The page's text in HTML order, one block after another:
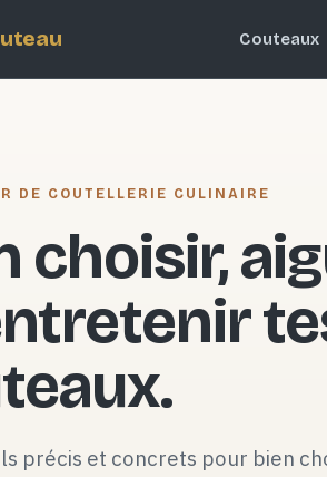
Couteaux
DE COUTELLERIE CULINAIRE
choisir,
précis et concrets pour bien